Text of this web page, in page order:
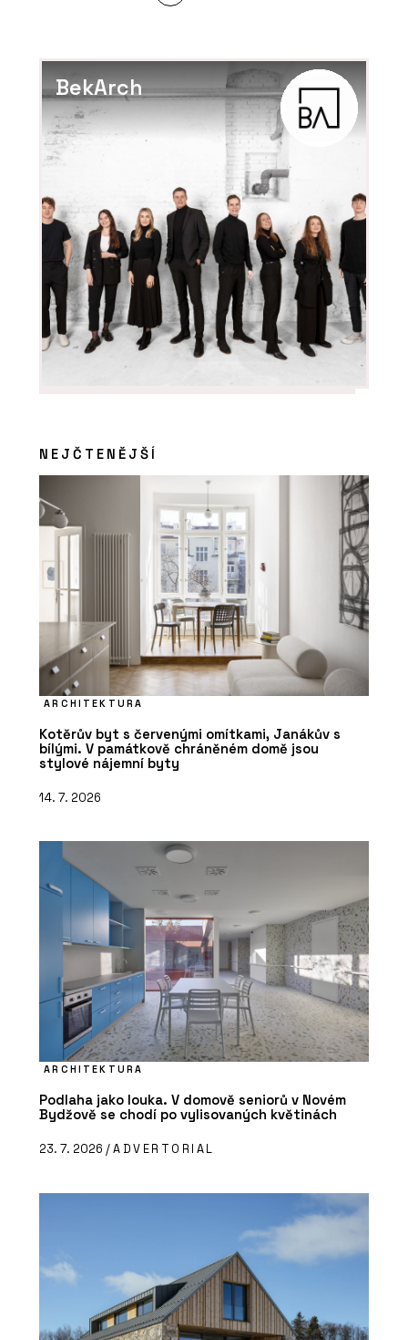
BekArch
NEJČTENĚJŠÍ
ARCHITEKTURA
Kotěrův byt s červenými omítkami, Janákův s
bílými. V památkově chráněném domě jsou
stylové nájemní byty
14. 7. 2026
ARCHITEKTURA
Podlaha jako louka. V domově seniorů v Novém
Bydžově se chodí po vylisovaných květinách
23. 7. 2026 /ADVERTORIAL